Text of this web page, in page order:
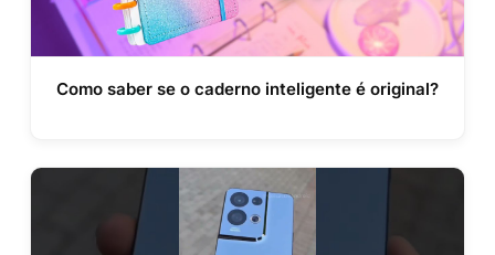
Como saber se o caderno inteligente é original?